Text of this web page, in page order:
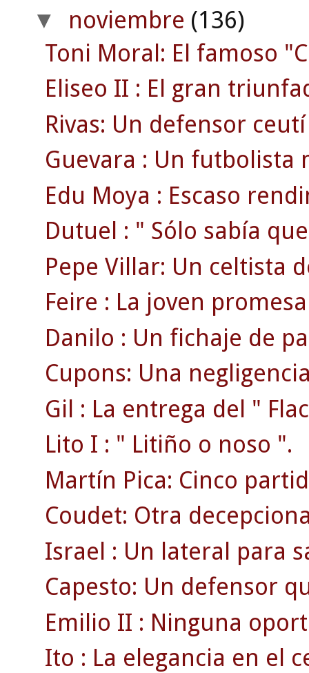
▼ noviembre (136)
Toni Moral: El famoso
Eliseo II : El gran
Rivas: Un defensor
Guevara : Un futbolista
Edu Moya : Escaso
Dutuel : " Sólo sabía
Pepe Villar: Un celtista
Feire : La joven
Danilo : Un fichaje de
Cupons: Una
Gil : La entrega del "
Lito I : " Litiño o noso ".
Martín Pica: Cinco
Coudet: Otra
Israel : Un lateral para
Capesto: Un defensor
Emilio II : Ninguna
Ito : La elegancia en el